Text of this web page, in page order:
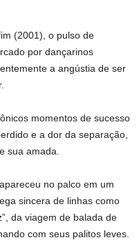
(2001), o pulso de
por dançarinos
a angústia de ser
momentos de sucesso
e a dor da separação,
sua amada.
no palco em um
sincera de linhas como
da viagem de balada de
com seus palitos leves.